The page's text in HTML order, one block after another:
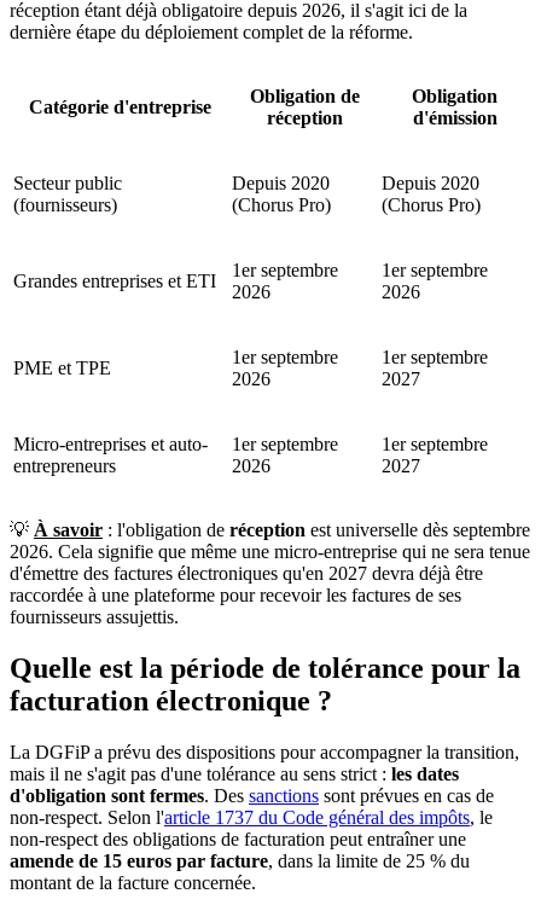
réception étant déjà obligatoire depuis 2026, il s'agit ici de la
dernière étape du déploiement complet de la réforme.
Catégorie d'entreprise
Obligation de
réception
Obligation
d'émission
Secteur public
(fournisseurs)
Depuis 2020
(Chorus Pro)
Depuis 2020
(Chorus Pro)
Grandes entreprises et ETI
1er septembre
2026
1er septembre
2026
PME et TPE
1er septembre
2026
1er septembre
2027
Micro-entreprises et auto-
entrepreneurs
1er septembre
2026
1er septembre
2027
💡 À savoir : l'obligation de réception est universelle dès septembre
2026. Cela signifie que même une micro-entreprise qui ne sera tenue
d'émettre des factures électroniques qu'en 2027 devra déjà être
raccordée à une plateforme pour recevoir les factures de ses
fournisseurs assujettis.
Quelle est la période de tolérance pour la
facturation électronique ?
La DGFiP a prévu des dispositions pour accompagner la transition,
mais il ne s'agit pas d'une tolérance au sens strict : les dates
d'obligation sont fermes. Des sanctions sont prévues en cas de
non-respect. Selon l'article 1737 du Code général des impôts, le
non-respect des obligations de facturation peut entraîner une
amende de 15 euros par facture, dans la limite de 25 % du
montant de la facture concernée.